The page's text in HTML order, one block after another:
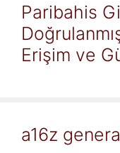
Paribahis
Erişim ve
a16z